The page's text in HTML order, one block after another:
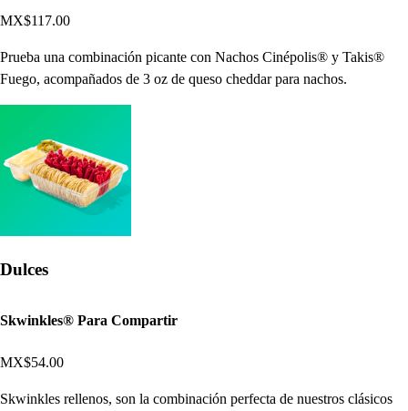
MX$117.00
Prueba una combinación picante con Nachos Cinépolis® y Takis®
Fuego, acompañados de 3 oz de queso cheddar para nachos.
Dulces
Skwinkles® Para Compartir
MX$54.00
Skwinkles rellenos, son la combinación perfecta de nuestros clásicos